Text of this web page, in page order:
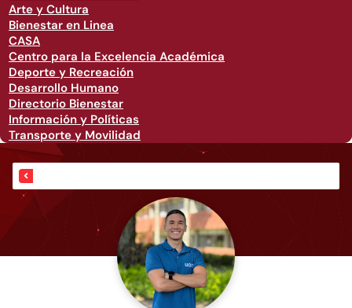
Arte y Cultura
Bienestar en Linea
CASA
Centro para la Excelencia Académica
Deporte y Recreación
Desarrollo Humano
Directorio Bienestar
Información y Políticas
Transporte y Movilidad